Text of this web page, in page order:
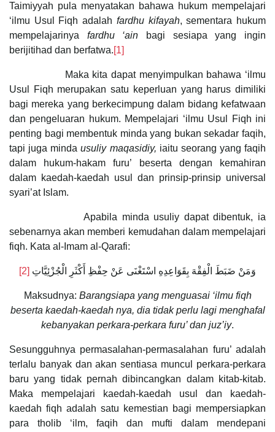
Taimiyyah pula menyatakan bahawa hukum mempelajari
‘ilmu Usul Fiqh adalah fardhu kifayah, sementara hukum
mempelajarinya fardhu ‘ain bagi sesiapa yang ingin
berijitihad dan berfatwa.[1]
Maka kita dapat menyimpulkan bahawa ‘ilmu
Usul Fiqh merupakan satu keperluan yang harus dimiliki
bagi mereka yang berkecimpung dalam bidang kefatwaan
dan pengeluaran hukum. Mempelajari ‘ilmu Usul Fiqh ini
penting bagi membentuk minda yang bukan sekadar faqih,
tapi juga mindausuliy maqasidiy, iaitu seorang yang faqih
dalam hukum-hakam furu’ beserta dengan kemahiran
dalam kaedah-kaedah usul dan prinsip-prinsip universal
syari’at Islam.
Apabila minda usuliy dapat dibentuk, ia
sebenarnya akan memberi kemudahan dalam mempelajari
fiqh. Kata al-Imam al-Qarafi:
وَمَنْ ضَبَطَ الْفِقْهَ بِقَوَاعِدِهِ اسْتَغْنَى عَنْ حِفْظِ أَكْثَرِ الْجُزْئِيَّاتِ [2]
Maksudnya: Barangsiapa yang menguasai ‘ilmu fiqh
beserta kaedah-kaedah nya, dia tidak perlu lagi menghafal
kebanyakan perkara-perkara furu’ dan juz’iy.
Sesungguhnya permasalahan-permasalahan furu’ adalah
terlalu banyak dan akan sentiasa muncul perkara-perkara
baru yang tidak pernah dibincangkan dalam kitab-kitab.
Maka mempelajari kaedah-kaedah usul dan kaedah-
kaedah fiqh adalah satu kemestian bagi mempersiapkan
para tholib ‘ilm, faqih dan mufti dalam mendepani